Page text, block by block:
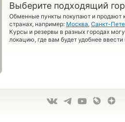
Выберите подходящий
Обменные пункты покупают и продают
странах, например: Москва, Санкт-
Курсы и резервы в разных городах
локацию, где вам будет удобнее